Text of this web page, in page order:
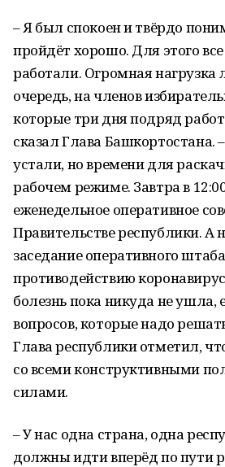
– Я был спокоен и твёрдо
пройдёт хорошо. Для этого
работали. Огромная нагрузка
очередь, на членов
которые три дня подряд
сказал Глава Башкортостана.
устали, но времени для
рабочем режиме. Завтра в
еженедельное оперативное
Правительстве республики. А
заседание оперативного
противодействию
болезнь пока никуда не ушла,
вопросов, которые надо
Глава республики отметил,
со всеми конструктивными
силами.
– У нас одна страна, одна
должны идти вперёд по пути